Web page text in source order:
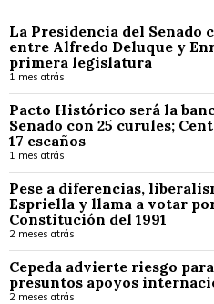
La Presidencia del Senado
entre Alfredo Deluque y
primera legislatura
1 mes atrás
Pacto Histórico será la
Senado con 25 curules;
17 escaños
1 mes atrás
Pese a diferencias,
Espriella y llama a votar
Constitución del 1991
2 meses atrás
Cepeda advierte riesgo
presuntos apoyos
2 meses atrás